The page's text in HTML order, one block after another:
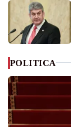
POLITICA